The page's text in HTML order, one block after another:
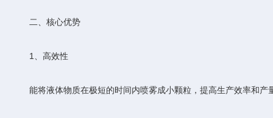
‌二、核心优势‌
‌1、高效性‌
能将液体物质在极短的时间内喷雾成小颗粒，提高生产效率和产